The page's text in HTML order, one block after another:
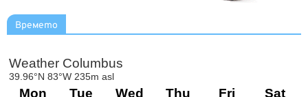
Времето